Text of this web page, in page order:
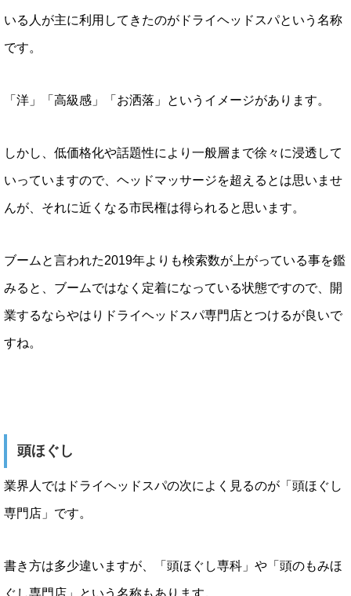
いる人が主に利用してきたのがドライヘッドスパという名称
です。
「洋」「高級感」「お洒落」というイメージがあります。
しかし、低価格化や話題性により一般層まで徐々に浸透して
いっていますので、ヘッドマッサージを超えるとは思いませ
んが、それに近くなる市民権は得られると思います。
ブームと言われた2019年よりも検索数が上がっている事を鑑
みると、ブームではなく定着になっている状態ですので、開
業するならやはりドライヘッドスパ専門店とつけるが良いで
すね。
頭ほぐし
業界人ではドライヘッドスパの次によく見るのが「頭ほぐし
専門店」です。
書き方は多少違いますが、「頭ほぐし専科」や「頭のもみほ
ぐし専門店」という名称もあります。